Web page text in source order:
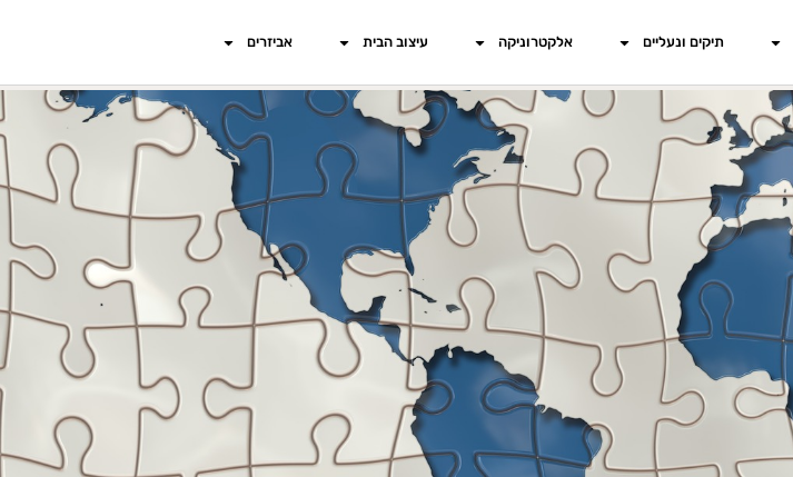
תיקים ונעליים אלקטרוניקה עיצוב הבית אביזרים